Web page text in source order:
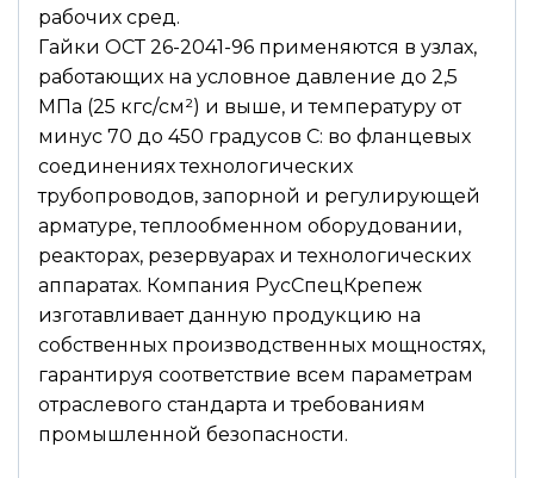
рабочих сред.
Гайки ОСТ 26-2041-96 применяются в узлах,
работающих на условное давление до 2,5
МПа (25 кгс/см²) и выше, и температуру от
минус 70 до 450 градусов С: во фланцевых
соединениях технологических
трубопроводов, запорной и регулирующей
арматуре, теплообменном оборудовании,
реакторах, резервуарах и технологических
аппаратах. Компания РусСпецКрепеж
изготавливает данную продукцию на
собственных производственных мощностях,
гарантируя соответствие всем параметрам
отраслевого стандарта и требованиям
промышленной безопасности.